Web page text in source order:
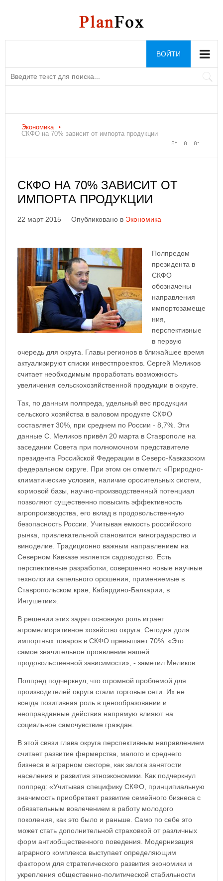
ВОЙТИ
Экономика
СКФО на 70% зависит от импорта продукции
СКФО НА 70% ЗАВИСИТ ОТ
ИМПОРТА ПРОДУКЦИИ
22 март 2015 Опубликовано в Экономика
Полпредом
президента в
СКФО
обозначены
направления
импортозамеще
ния,
перспективные
в первую
очередь для округа. Главы регионов в ближайшее время
актуализируют списки инвестпроектов. Сергей Меликов
считает необходимым проработать возможность
увеличения сельскохозяйственной продукции в округе.
Так, по данным полпреда, удельный вес продукции
сельского хозяйства в валовом продукте СКФО
составляет 30%, при среднем по России - 8,7%. Эти
данные С. Меликов привёл 20 марта в Ставрополе на
заседании Совета при полномочном представителе
президента Российской Федерации в Северо-Кавказском
федеральном округе. При этом он отметил: «Природно-
климатические условия, наличие оросительных систем,
кормовой базы, научно-производственный потенциал
позволяют существенно повысить эффективность
агропроизводства, его вклад в продовольственную
безопасность России. Учитывая емкость российского
рынка, привлекательной становится виноградарство и
виноделие. Традиционно важным направлением на
Северном Кавказе является садоводство. Есть
перспективные разработки, совершенно новые научные
технологии капельного орошения, применяемые в
Ставропольском крае, Кабардино-Балкарии, в
Ингушетии».
В решении этих задач основную роль играет
агромелиоративное хозяйство округа. Сегодня доля
импортных товаров в СКФО превышает 70%. «Это
самое значительное проявление нашей
продовольственной зависимости», - заметил Меликов.
Полпред подчеркнул, что огромной проблемой для
производителей округа стали торговые сети. Их не
всегда позитивная роль в ценообразовании и
неоправданные действия напрямую влияют на
социальное самочувствие граждан.
В этой связи глава округа перспективным направлением
считает развитие фермерства, малого и среднего
бизнеса в аграрном секторе, как залога занятости
населения и развития этноэкономики. Как подчеркнул
полпред: «Учитывая специфику СКФО, принципиальную
значимость приобретает развитие семейного бизнеса с
обязательным вовлечением в работу молодого
поколения, как это было и раньше. Само по себе это
может стать дополнительной страховкой от различных
форм антиобщественного поведения. Модернизация
аграрного комплекса выступает определяющим
фактором для стратегического развития экономики и
укрепления общественно-политической стабильности